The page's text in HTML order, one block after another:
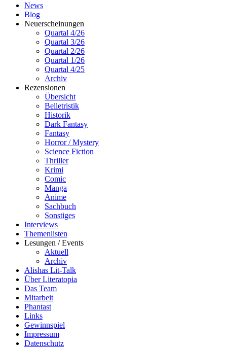
News
Blog
Neuerscheinungen
Quartal 4/26
Quartal 3/26
Quartal 2/26
Quartal 1/26
Quartal 4/25
Archiv
Rezensionen
Übersicht
Belletristik
Historik
Dark Fantasy
Fantasy
Horror / Mystery
Science Fiction
Thriller
Krimi
Comic
Manga
Anime
Sachbuch
Sonstiges
Interviews
Themenlisten
Lesungen / Events
Aktuell
Archiv
Alishas Lit-Talk
Über Literatopia
Das Team
Mitarbeit
Phantast
Links
Gewinnspiel
Impressum
Datenschutz